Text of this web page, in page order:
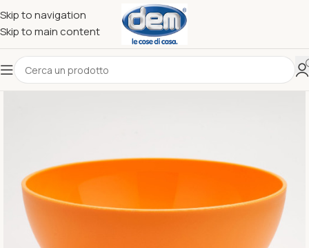
Skip to navigation
Skip to main content